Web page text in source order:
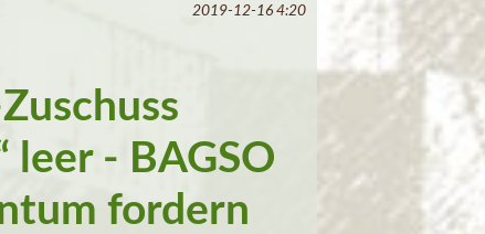
2019-12-16 4:20
leer - BAGSO
fordern